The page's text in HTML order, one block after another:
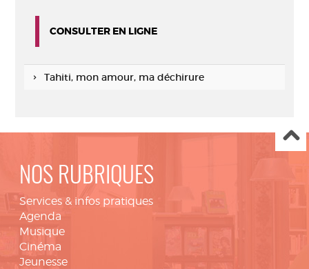
CONSULTER EN LIGNE
Tahiti, mon amour, ma déchirure
NOS RUBRIQUES
Services & infos pratiques
Agenda
Musique
Cinéma
Jeunesse